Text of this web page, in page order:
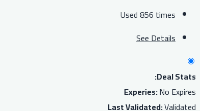
Used 856 times
See Details
Deal Stats:
Experies:No Expires
Last Validated:Validated